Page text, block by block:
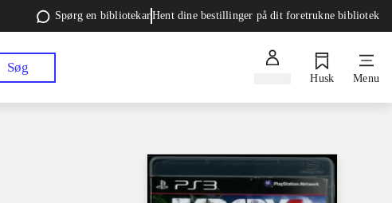
Spørg en bibliotekarHent dine bestillinger på dit foretrukne bibliotek
Søg
Husk Menu